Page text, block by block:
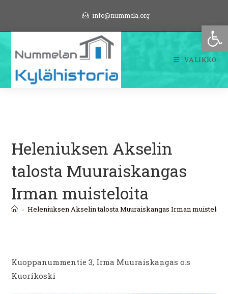
sisältöön
info@nummela.org
VALIKKO
Heleniuksen Akselin
talosta Muuraiskangas
Irman muisteloita
> Heleniuksen Akselin talosta Muuraiskangas Irman muisteloita
Kuoppanummentie 3, Irma Muuraiskangas o.s
Kuorikoski